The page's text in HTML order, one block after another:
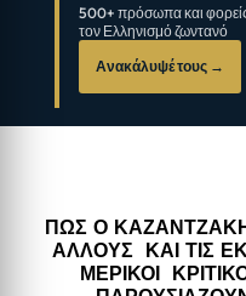
500+ πρόσωπα και
τον Ελληνισμό ζωντανό
Ανακάλυψέ τους →
ΠΩΣ Ο
ΑΛΛΟΥΣ ΚΑΙ ΤΙΣ
ΜΕΡΙΚΟΙ